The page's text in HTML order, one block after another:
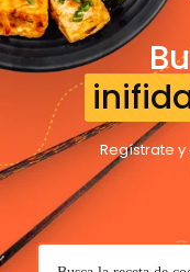
Regístrate